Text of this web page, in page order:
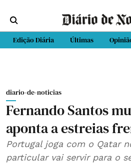
Edição Diária Últimas
diario-de-noticias
Fernando Santos
aponta a estreias
Portugal joga com o Qatar
particular vai servir para o